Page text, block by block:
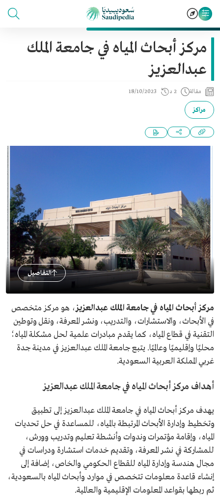
مركز أبحاث المياه في جامعة الملك
عبدالعزيز
مقالة 2 د 18/10/2023
مراكز
التفاصيل
مركز أبحاث المياه في جامعة الملك عبدالعزيز، هو مركز متخصص
في الأبحاث، والاستشارات، والتدريب، ونشر المعرفة، ونقل وتوطين
التقنية في قطاع المياه، كما يقدم مبادرات علمية لحل مشكلة المياه؛
محليًا وإقليميًا وعالميًا. يتبع جامعة الملك عبدالعزيز في مدينة جدة
غربي المملكة العربية السعودية.
أهداف مركز أبحاث المياه في جامعة الملك عبدالعزيز
يهدف مركز أبحاث المياه في جامعة الملك عبدالعزيز إلى تطبيق
وتخطيط وإدارة الأبحاث المرتبطة بالمياه، للمساعدة في حل تحديات
المياه، وإقامة مؤتمرات وندوات وأنشطة تعليم وتدريب وورش،
للمشاركة في نشر المعرفة، وتقديم خدمات استشارة ودراسات في
مجال هندسة وإدارة المياه للقطاع الحكومي والخاص، إضافة إلى
إنشاء قاعدة معلومات تتخصص في موارد وأبحاث المياه بالسعودية،
ثم ربطها بقواعد المعلومات الإقليمية والعالمية.